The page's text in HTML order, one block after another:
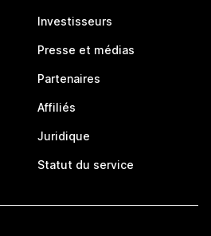
Investisseurs
Presse et médias
Partenaires
Affiliés
Juridique
Statut du service